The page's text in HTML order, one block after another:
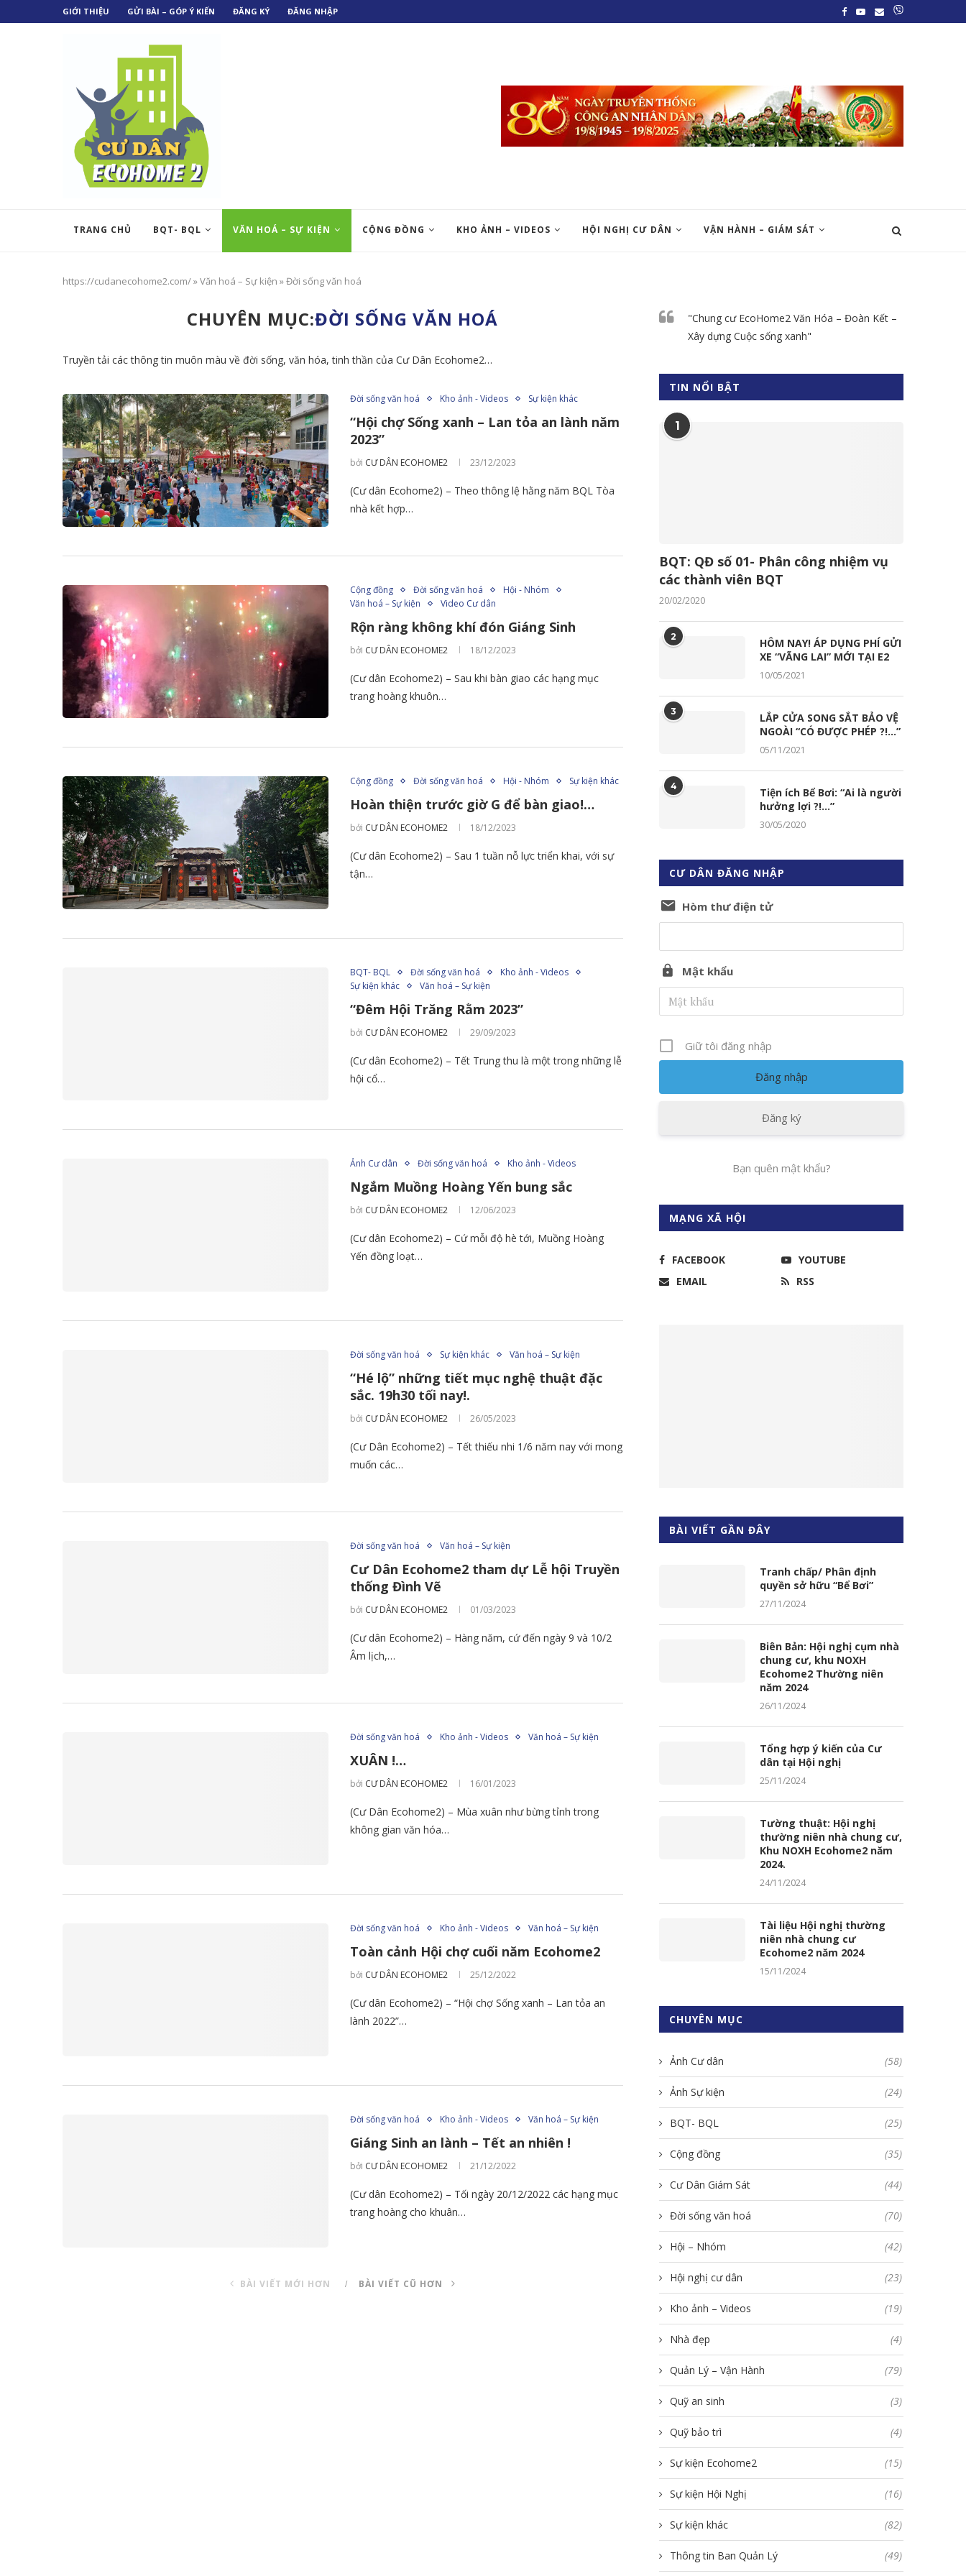
GIỚI THIỆU GỬI BÀI – GÓP Ý KIẾN ĐĂNG KÝ ĐĂNG NHẬP
TRANG CHỦ BQT- BQL VĂN HOÁ – SỰ KIỆN CỘNG ĐỒNG KHO ẢNH – VIDEOS HỘI NGHỊ CƯ DÂN VẬN HÀNH – GIÁM SÁT
https://cudanecohome2.com/»Văn hoá – Sự kiện »Đời sống văn hoá
CHUYÊN MỤC:ĐỜI SỐNG VĂN HOÁ
Truyền tải các thông tin muôn màu về đời sống, văn hóa, tinh thần của Cư Dân Ecohome2…
Đời sống văn hoá Kho ảnh - Videos Sự kiện khác
“Hội chợ Sống xanh – Lan tỏa an lành năm
2023”
bởi CƯ DÂN ECOHOME2 23/12/2023
(Cư dân Ecohome2) – Theo thông lệ hằng năm BQL Tòa
nhà kết hợp…
Cộng đồng Đời sống văn hoá
Hội - Nhóm
Văn hoá – Sự kiện
Video Cư dân
Rộn ràng không khí đón Giáng Sinh
bởi CƯ DÂN ECOHOME2 18/12/2023
(Cư dân Ecohome2) – Sau khi bàn giao các hạng mục
trang hoàng khuôn…
Cộng đồng Đời sống văn hoá Hội - Nhóm Sự kiện khác
Hoàn thiện trước giờ G để bàn giao!…
bởi CƯ DÂN ECOHOME2 18/12/2023
(Cư dân Ecohome2) – Sau 1 tuần nỗ lực triển khai, với sự
tận…
BQT- BQL Đời sống văn hoá
Kho ảnh - Videos
Sự kiện khác
Văn hoá – Sự kiện
“Đêm Hội Trăng Rằm 2023”
bởi CƯ DÂN ECOHOME2 29/09/2023
(Cư dân Ecohome2) – Tết Trung thu là một trong những lễ
hội cổ…
Ảnh Cư dân Đời sống văn hoá Kho ảnh - Videos
Ngắm Muồng Hoàng Yến bung sắc
bởi CƯ DÂN ECOHOME2 12/06/2023
(Cư dân Ecohome2) – Cứ mỗi độ hè tới, Muồng Hoàng
Yến đồng loạt…
Đời sống văn hoá Sự kiện khác Văn hoá – Sự kiện
“Hé lộ” những tiết mục nghệ thuật đặc
sắc. 19h30 tối nay!.
bởi CƯ DÂN ECOHOME2 26/05/2023
(Cư Dân Ecohome2) – Tết thiếu nhi 1/6 năm nay với mong
muốn các…
Đời sống văn hoá Văn hoá – Sự kiện
Cư Dân Ecohome2 tham dự Lễ hội Truyền
thống Đình Vẽ
bởi CƯ DÂN ECOHOME2 01/03/2023
(Cư dân Ecohome2) – Hàng năm, cứ đến ngày 9 và 10/2
Âm lịch,…
Đời sống văn hoá Kho ảnh - Videos Văn hoá – Sự kiện
XUÂN !…
bởi CƯ DÂN ECOHOME2 16/01/2023
(Cư Dân Ecohome2) – Mùa xuân như bừng tỉnh trong
không gian văn hóa…
Đời sống văn hoá Kho ảnh - Videos Văn hoá – Sự kiện
Toàn cảnh Hội chợ cuối năm Ecohome2
bởi CƯ DÂN ECOHOME2 25/12/2022
(Cư dân Ecohome2) – “Hội chợ Sống xanh – Lan tỏa an
lành 2022”…
Đời sống văn hoá Kho ảnh - Videos Văn hoá – Sự kiện
Giáng Sinh an lành – Tết an nhiên !
bởi CƯ DÂN ECOHOME2 21/12/2022
(Cư dân Ecohome2) – Tối ngày 20/12/2022 các hạng mục
trang hoàng cho khuân…
BÀI VIẾT MỚI HƠN BÀI VIẾT CŨ HƠN
"Chung cư EcoHome2 Văn Hóa – Đoàn Kết –
Xây dựng Cuộc sống xanh"
TIN NỔI BẬT
1
BQT: QĐ số 01- Phân công nhiệm vụ
các thành viên BQT
20/02/2020
2
HÔM NAY! ÁP DỤNG PHÍ GỬI
XE “VÃNG LAI” MỚI TẠI E2
10/05/2021
3
LẮP CỬA SONG SẮT BẢO VỆ
NGOÀI “CÓ ĐƯỢC PHÉP ?!…”
05/11/2021
4
Tiện ích Bể Bơi: “Ai là người
hưởng lợi ?!…”
30/05/2020
CƯ DÂN ĐĂNG NHẬP
Hòm thư điện tử
Mật khẩu
Giữ tôi đăng nhập
Đăng ký
Bạn quên mật khẩu?
MẠNG XÃ HỘI
FACEBOOK
YOUTUBE
EMAIL
RSS
BÀI VIẾT GẦN ĐÂY
Tranh chấp/ Phân định
quyền sở hữu “Bể Bơi”
27/11/2024
Biên Bản: Hội nghị cụm nhà
chung cư, khu NOXH
Ecohome2 Thường niên
năm 2024
26/11/2024
Tổng hợp ý kiến của Cư
dân tại Hội nghị
25/11/2024
Tường thuật: Hội nghị
thường niên nhà chung cư,
Khu NOXH Ecohome2 năm
2024.
24/11/2024
Tài liệu Hội nghị thường
niên nhà chung cư
Ecohome2 năm 2024
15/11/2024
CHUYÊN MỤC
Ảnh Cư dân (58)
Ảnh Sự kiện (24)
BQT- BQL (25)
Cộng đồng (35)
Cư Dân Giám Sát (44)
Đời sống văn hoá (70)
Hội – Nhóm (42)
Hội nghị cư dân (23)
Kho ảnh – Videos (19)
Nhà đẹp (4)
Quản Lý – Vận Hành (79)
Quỹ an sinh (3)
Quỹ bảo trì (4)
Sự kiện Ecohome2 (15)
Sự kiện Hội Nghị (16)
Sự kiện khác (82)
Thông tin Ban Quản Lý (49)